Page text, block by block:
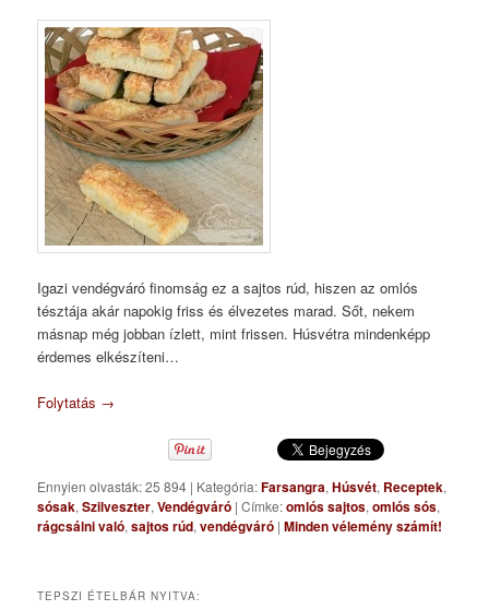
Igazi vendégváró finomság ez a sajtos rúd, hiszen az omlós
tésztája akár napokig friss és élvezetes marad. Sőt, nekem
másnap még jobban ízlett, mint frissen. Húsvétra mindenképp
érdemes elkészíteni…
Folytatás →
Ennyien olvasták: 25 894 | Kategória:Farsangra,Húsvét, Receptek,
sósak,Szilveszter,Vendégváró |Címke:omlós sajtos,omlós sós,
rágcsálni való,sajtos rúd,vendégváró |Minden vélemény számít!
TEPSZI ÉTELBÁR NYITVA: